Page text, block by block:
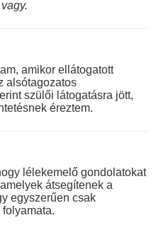
amikor ellátogatott
alsótagozatos
szülői látogatásra jött,
éreztem.
lélekemelő gondolatokat
átsegítenek a
egyszerűen csak